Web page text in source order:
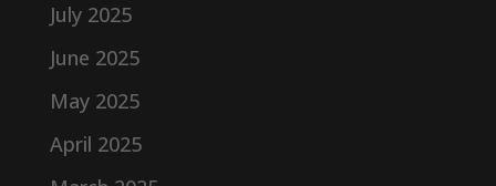
July 2025
June 2025
May 2025
April 2025